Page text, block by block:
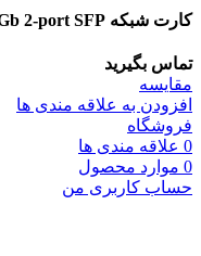
کارت شبکه‌ Marvell QL41132HLCU Ethernet 10Gb 2-port SFP
تماس بگیرید
مقایسه
افزودن به علاقه مندی ها
فروشگاه
0 علاقه مندی ها
0 موارد محصول
حساب کاربری من